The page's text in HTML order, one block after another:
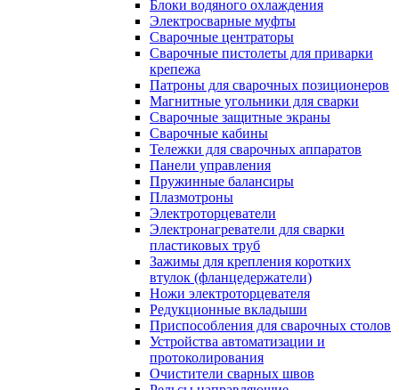
Блоки водяного охлаждения
Электросварные муфты
Сварочные центраторы
Сварочные пистолеты для приварки
крепежа
Патроны для сварочных позиционеров
Магнитные угольники для сварки
Сварочные защитные экраны
Сварочные кабины
Тележки для сварочных аппаратов
Панели управления
Пружинные балансиры
Плазмотроны
Электроторцеватели
Электронагреватели для сварки
пластиковых труб
Зажимы для крепления коротких
втулок (фланцедержатели)
Ножи электроторцевателя
Редукционные вкладыши
Приспособления для сварочных столов
Устройства автоматизации и
протоколирования
Очистители сварных швов